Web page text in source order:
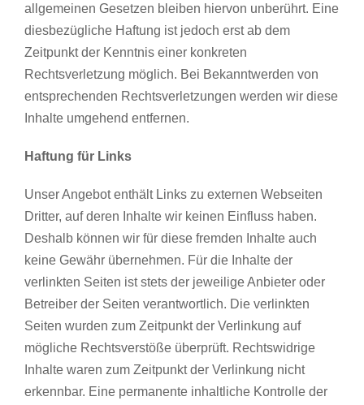
allgemeinen Gesetzen bleiben hiervon unberührt. Eine
diesbezügliche Haftung ist jedoch erst ab dem
Zeitpunkt der Kenntnis einer konkreten
Rechtsverletzung möglich. Bei Bekanntwerden von
entsprechenden Rechtsverletzungen werden wir diese
Inhalte umgehend entfernen.
Haftung für Links
Unser Angebot enthält Links zu externen Webseiten
Dritter, auf deren Inhalte wir keinen Einfluss haben.
Deshalb können wir für diese fremden Inhalte auch
keine Gewähr übernehmen. Für die Inhalte der
verlinkten Seiten ist stets der jeweilige Anbieter oder
Betreiber der Seiten verantwortlich. Die verlinkten
Seiten wurden zum Zeitpunkt der Verlinkung auf
mögliche Rechtsverstöße überprüft. Rechtswidrige
Inhalte waren zum Zeitpunkt der Verlinkung nicht
erkennbar. Eine permanente inhaltliche Kontrolle der